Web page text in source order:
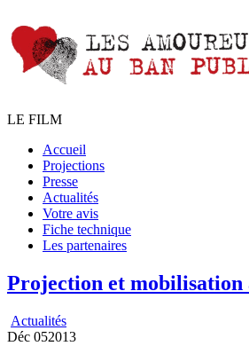
LE FILM
Accueil
Projections
Presse
Actualités
Votre avis
Fiche technique
Les partenaires
Projection et mobilisation
Actualités
Déc 052013